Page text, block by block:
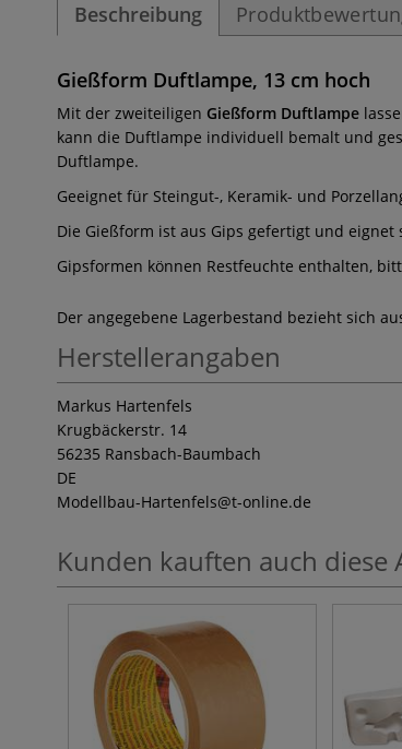
Beschreibung
Gießform Duftlampe, 13 cm hoch
Mit der zweiteiligen Gießform Duftlampe
kann die Duftlampe individuell bemalt und
Duftlampe.
Geeignet für Steingut-, Keramik- und
Die Gießform ist aus Gips gefertigt und
Gipsformen können Restfeuchte enthalten,
Der angegebene Lagerbestand bezieht sich
Herstellerangaben
Markus Hartenfels
Krugbäckerstr. 14
56235 Ransbach-Baumbach
DE
Modellbau-Hartenfels@t-online.de
Kunden kauften auch diese